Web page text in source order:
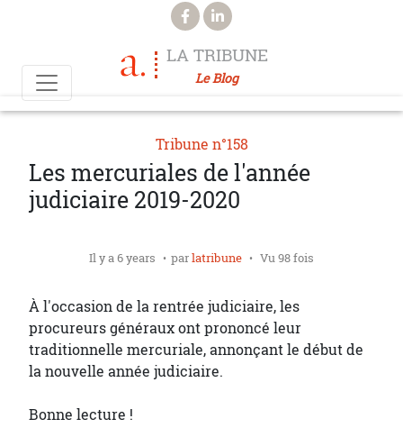
Aller au contenu principal
LA TRIBUNE
Le Blog
Tribune n°158
Les mercuriales de l'année
judiciaire 2019-2020
Il y a 6 years parlatribune Vu 98 fois
À l'occasion de la rentrée judiciaire, les
procureurs généraux ont prononcé leur
traditionnelle mercuriale, annonçant le début de
la nouvelle année judiciaire.
Bonne lecture !